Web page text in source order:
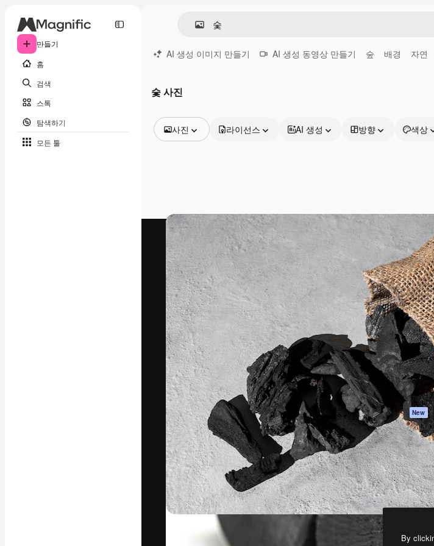
만들기
홈
검색
스톡
탐색하기
모든 툴
AI 생성 이미지 만들기 AI 생성 동영상 만들기 숲 배경 자연
숯 사진
사진
동영상
영상 클립
모션 그래픽
동영상 템플릿
아이콘
3D 모델
글꼴
라이선스 AI 생성 방향 색상
최고의 결과물을 이끌어내는 크리에이티브
플랫폼. 크리에이터, 엔터프라이즈, 에이전시,
스튜디오를 아우르는 100만 명 이상의 구독
한국어
프로덕트
Spaces
AI 어시스턴
AI 이미지 생
AI 동영상 생
AI 텍스트 음
스톡 콘텐츠
Claude/
용 MCP
Agents New
API
모바일 앱
모든
Copyright © 2010-2026Freepik Company S.L.U.모든 권리는 보호
By